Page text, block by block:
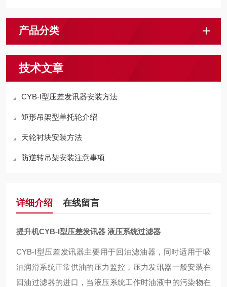
产品分类
技术文章
CYB-I型压差发讯器安装方法
矩形吊架型单托轮介绍
天轮衬块安装方法
防逆转吊架安装注意事项
详细介绍 在线留言
提升机CYB-I型压差发讯器 液压系统过滤器
CYB-I型压差发讯器主要用于回油滤油器，同时适用于吸
油润滑系统正常供油的压力监控，压力发讯器一般安装在
回油过滤器的进口，当液压系统工作时油液中的污染物在